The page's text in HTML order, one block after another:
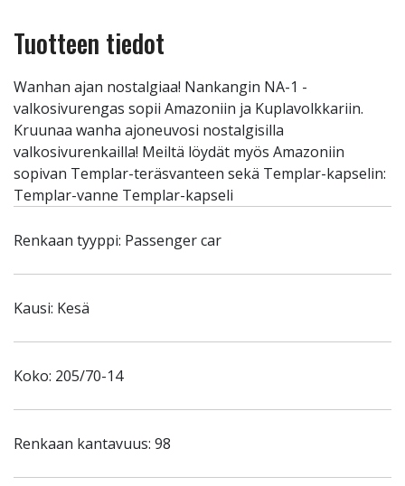
Tuotteen tiedot
Wanhan ajan nostalgiaa! Nankangin NA-1 -
valkosivurengas sopii Amazoniin ja Kuplavolkkariin.
Kruunaa wanha ajoneuvosi nostalgisilla
valkosivurenkailla! Meiltä löydät myös Amazoniin
sopivan Templar-teräsvanteen sekä Templar-kapselin:
Templar-vanne Templar-kapseli
Renkaan tyyppi: Passenger car
Kausi: Kesä
Koko: 205/70-14
Renkaan kantavuus: 98